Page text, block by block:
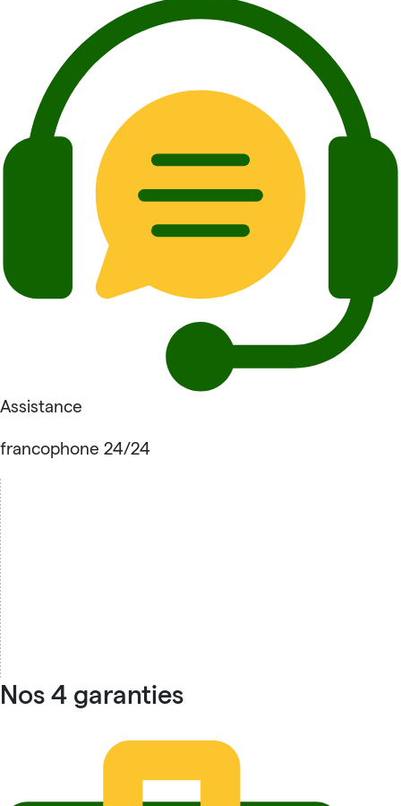
Assistance
francophone 24/24
Nos 4 garanties